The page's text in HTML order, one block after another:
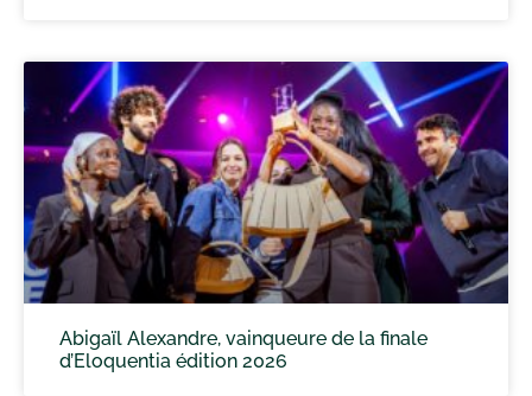
Abigaïl Alexandre, vainqueure de la finale
d’Eloquentia édition 2026